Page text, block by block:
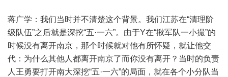
蒋广学：我们当时并不清楚这个背景。我们江苏在“清理阶
级队伍”之后就是深挖“五·一六”。由于Y在“揪军队一小撮”的
时候没有离开南京，那个时候就对他有所怀疑，就让他交
代：为什么其他人都离开南京了而你没有离开？当时的负责
人王勇要打开南大深挖“五·一六”的局面，就在各个小分队当